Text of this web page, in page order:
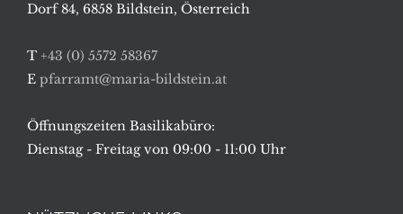
Dorf 84, 6858 Bildstein, Österreich
T +43 (0) 5572 58367
E pfarramt@maria-bildstein.at
Öffnungszeiten Basilikabüro:
Dienstag - Freitag von 09:00 - 11:00 Uhr